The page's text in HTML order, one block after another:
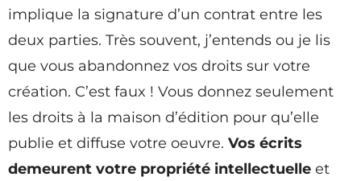
implique la signature d’un contrat entre les
deux parties. Très souvent, j’entends ou je lis
que vous abandonnez vos droits sur votre
création. C’est faux ! Vous donnez seulement
les droits à la maison d’édition pour qu’elle
publie et diffuse votre oeuvre. Vos écrits
demeurent votre propriété intellectuelle et